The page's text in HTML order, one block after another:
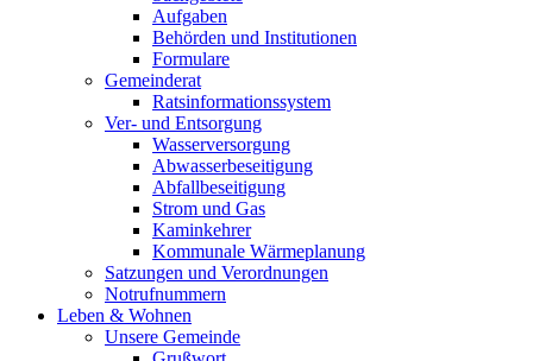
Aufgaben
Behörden und Institutionen
Formulare
Gemeinderat
Ratsinformationssystem
Ver- und Entsorgung
Wasserversorgung
Abwasserbeseitigung
Abfallbeseitigung
Strom und Gas
Kaminkehrer
Kommunale Wärmeplanung
Satzungen und Verordnungen
Notrufnummern
Leben & Wohnen
Unsere Gemeinde